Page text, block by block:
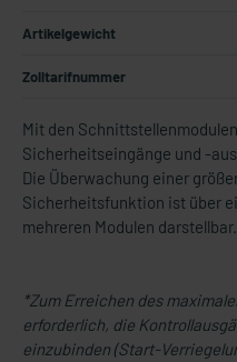
Artikelgewicht
Zolltarifnummer
Mit den
Sicherheitseingänge und -
Die Überwachung einer
Sicherheitsfunktion ist über
mehreren Modulen darstellbar.
*Zum Erreichen des
erforderlich, die
einzubinden (Start-